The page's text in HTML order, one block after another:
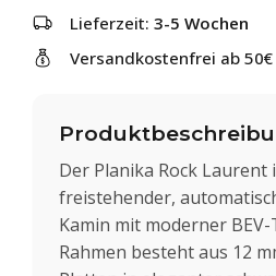
Lieferzeit: 3-5 Wochen
Versandkostenfrei ab 50€
Der Planika Rock Laurent
freistehender,
Kamin mit moderner
Rahmen besteht aus 12